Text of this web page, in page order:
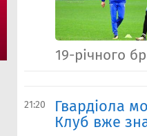
19-річного
21:20
Гвардіола
Клуб вже